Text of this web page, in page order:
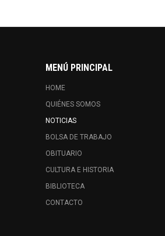
MENÚ PRINCIPAL
HOME
QUIÉNES SOMOS
NOTICIAS
BOLSA DE TRABAJO
OBITUARIO
CULTURA E HISTORIA
BIBLIOTECA
CONTACTO